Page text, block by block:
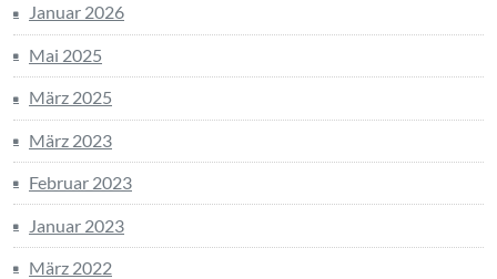
Januar 2026
Mai 2025
März 2025
März 2023
Februar 2023
Januar 2023
März 2022